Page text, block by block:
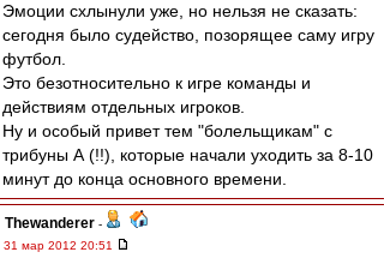
Эмоции схлынули уже, но нельзя не сказать:
сегодня было судейство, позорящее саму игру
футбол.
Это безотносительно к игре команды и
действиям отдельных игроков.
Ну и особый привет тем "болельщикам" с
трибуны А (!!), которые начали уходить за 8-10
минут до конца основного времени.
Thewanderer -
31 мар 2012 20:51